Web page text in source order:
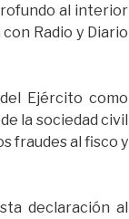
al interior
Radio y Diario
Ejército como
la sociedad civil
fraudes al fisco y
declaración al